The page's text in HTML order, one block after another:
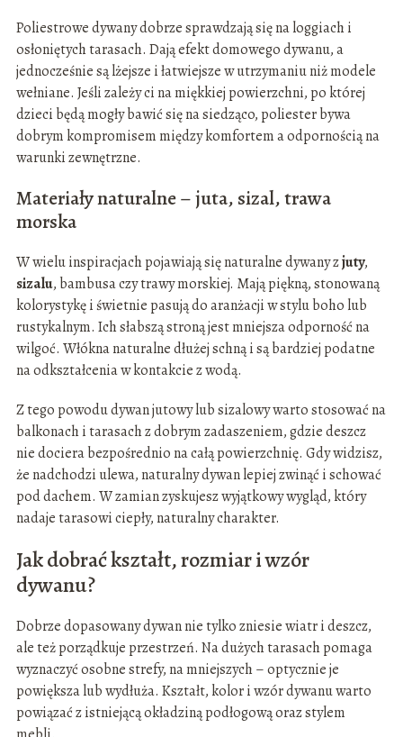
Poliestrowe dywany dobrze sprawdzają się na loggiach i
osłoniętych tarasach. Dają efekt domowego dywanu, a
jednocześnie są lżejsze i łatwiejsze w utrzymaniu niż modele
wełniane. Jeśli zależy ci na miękkiej powierzchni, po której
dzieci będą mogły bawić się na siedząco, poliester bywa
dobrym kompromisem między komfortem a odpornością na
warunki zewnętrzne.
Materiały naturalne – juta, sizal, trawa
morska
W wielu inspiracjach pojawiają się naturalne dywany zjuty,
sizalu, bambusa czy trawy morskiej. Mają piękną, stonowaną
kolorystykę i świetnie pasują do aranżacji w stylu boho lub
rustykalnym. Ich słabszą stroną jest mniejsza odporność na
wilgoć. Włókna naturalne dłużej schną i są bardziej podatne
na odkształcenia w kontakcie z wodą.
Z tego powodu dywan jutowy lub sizalowy warto stosować na
balkonach i tarasach z dobrym zadaszeniem, gdzie deszcz
nie dociera bezpośrednio na całą powierzchnię. Gdy widzisz,
że nadchodzi ulewa, naturalny dywan lepiej zwinąć i schować
pod dachem. W zamian zyskujesz wyjątkowy wygląd, który
nadaje tarasowi ciepły, naturalny charakter.
Jak dobrać kształt, rozmiar i wzór
dywanu?
Dobrze dopasowany dywan nie tylko zniesie wiatr i deszcz,
ale też porządkuje przestrzeń. Na dużych tarasach pomaga
wyznaczyć osobne strefy, na mniejszych – optycznie je
powiększa lub wydłuża. Kształt, kolor i wzór dywanu warto
powiązać z istniejącą okładziną podłogową oraz stylem